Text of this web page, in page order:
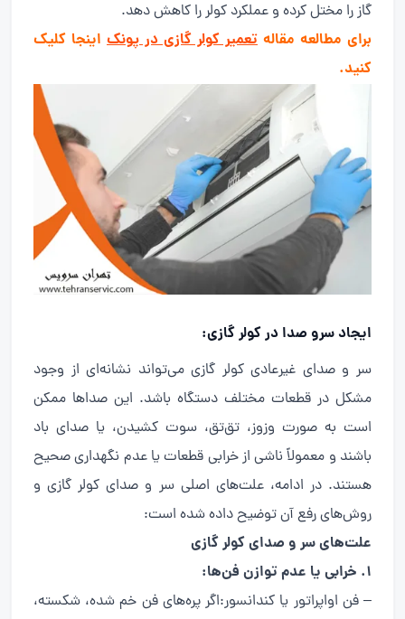
گاز را مختل کرده و عملکرد کولر را کاهش دهد.
برای مطالعه مقاله تعمیر کولر گازی در پونک اینجا کلیک
کنید.
ایجاد سرو صدا در کولر گازی:
سر و صدای غیرعادی کولر گازی می‌تواند نشانه‌ای از وجود
مشکل در قطعات مختلف دستگاه باشد. این صداها ممکن
است به صورت وزوز، تق‌تق، سوت کشیدن، یا صدای باد
باشند و معمولاً ناشی از خرابی قطعات یا عدم نگهداری صحیح
هستند. در ادامه، علت‌های اصلی سر و صدای کولر گازی و
روش‌های رفع آن توضیح داده شده است:
علت‌های سر و صدای کولر گازی
1. خرابی یا عدم توازن فن‌ها:
– فن اواپراتور یا کندانسور:اگر پره‌های فن خم شده، شکسته،